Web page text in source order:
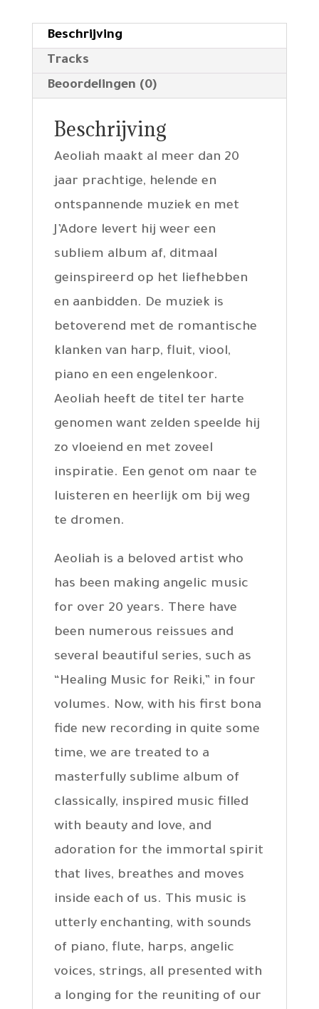
Beschrijving
Tracks
Beoordelingen (0)
Beschrijving
Aeoliah maakt al meer dan 20
jaar prachtige, helende en
ontspannende muziek en met
J’Adore levert hij weer een
subliem album af, ditmaal
geinspireerd op het liefhebben
en aanbidden. De muziek is
betoverend met de romantische
klanken van harp, fluit, viool,
piano en een engelenkoor.
Aeoliah heeft de titel ter harte
genomen want zelden speelde hij
zo vloeiend en met zoveel
inspiratie. Een genot om naar te
luisteren en heerlijk om bij weg
te dromen.
Aeoliah is a beloved artist who
has been making angelic music
for over 20 years. There have
been numerous reissues and
several beautiful series, such as
“Healing Music for Reiki,” in four
volumes. Now, with his first bona
fide new recording in quite some
time, we are treated to a
masterfully sublime album of
classically, inspired music filled
with beauty and love, and
adoration for the immortal spirit
that lives, breathes and moves
inside each of us. This music is
utterly enchanting, with sounds
of piano, flute, harps, angelic
voices, strings, all presented with
a longing for the reuniting of our